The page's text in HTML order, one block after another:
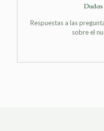
Respuestas a las
sobre el